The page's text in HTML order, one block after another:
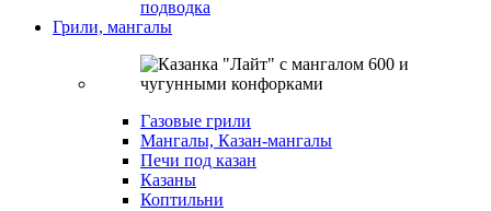
подводка
Грили, мангалы
Газовые грили
Мангалы, Казан-мангалы
Печи под казан
Казаны
Коптильни